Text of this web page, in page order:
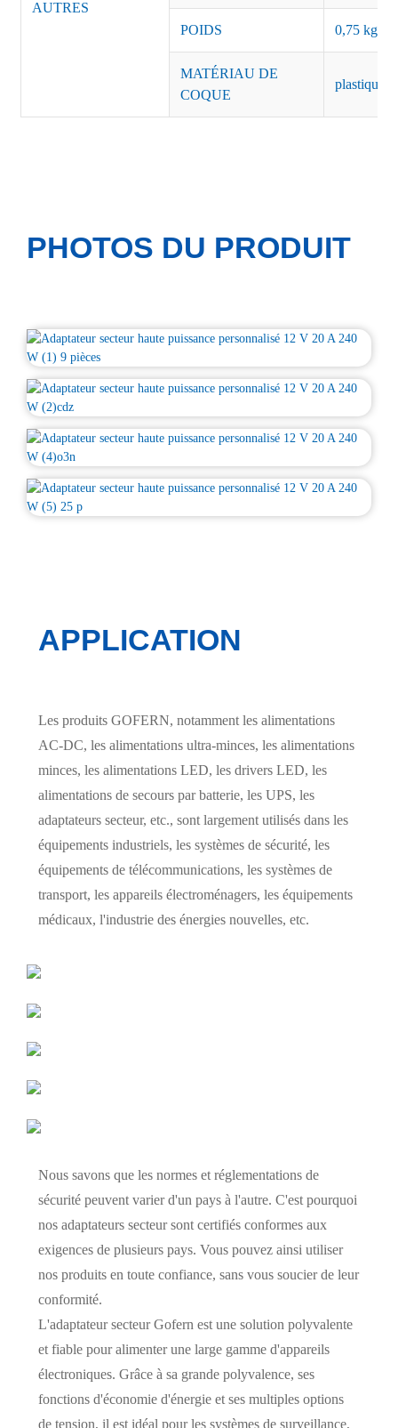
AUTRES
POIDS
0,75 kg/
MATÉRIAU DE
COQUE
plastique
PHOTOS DU PRODUIT
APPLICATION
Les produits GOFERN, notamment les alimentations
AC-DC, les alimentations ultra-minces, les alimentations
minces, les alimentations LED, les drivers LED, les
alimentations de secours par batterie, les UPS, les
adaptateurs secteur, etc., sont largement utilisés dans les
équipements industriels, les systèmes de sécurité, les
équipements de télécommunications, les systèmes de
transport, les appareils électroménagers, les équipements
médicaux, l'industrie des énergies nouvelles, etc.
Nous savons que les normes et réglementations de
sécurité peuvent varier d'un pays à l'autre. C'est pourquoi
nos adaptateurs secteur sont certifiés conformes aux
exigences de plusieurs pays. Vous pouvez ainsi utiliser
nos produits en toute confiance, sans vous soucier de leur
conformité.
L'adaptateur secteur Gofern est une solution polyvalente
et fiable pour alimenter une large gamme d'appareils
électroniques. Grâce à sa grande polyvalence, ses
fonctions d'économie d'énergie et ses multiples options
de tension, il est idéal pour les systèmes de surveillance,